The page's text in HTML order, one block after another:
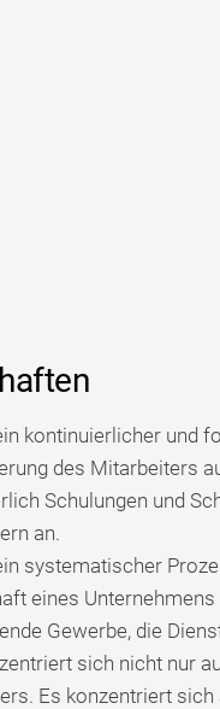
kontinuierlicher und
des Mitarbeiters
Schulungen und
an.
systematischer
eines
Gewerbe, die
sich nicht nur
Es konzentriert